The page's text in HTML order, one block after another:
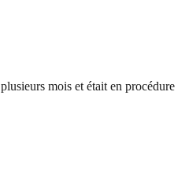
mois et était en procédure